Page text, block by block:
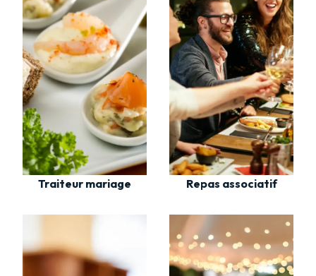
Traiteur mariage Repas associatif